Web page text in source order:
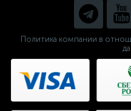
Политика компании в